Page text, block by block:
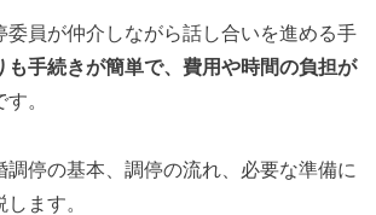
委員が仲介しながら話し合いを進める手
も手続きが簡単で、費用や時間の負担が
。
調停の基本、調停の流れ、必要な準備に
ます。